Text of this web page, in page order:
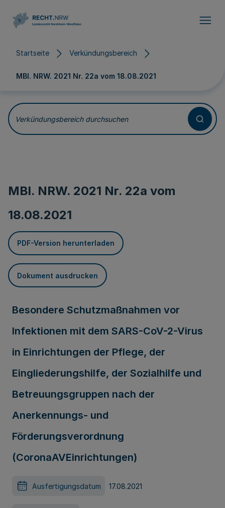
Startseite Verkündungsbereich
MBl. NRW. 2021 Nr. 22a vom 18.08.2021
Verkündungsbereich durchsuchen
MBl. NRW. 2021 Nr. 22a vom
18.08.2021
PDF-Version herunterladen
Dokument ausdrucken
Besondere Schutzmaßnahmen vor
Infektionen mit dem SARS-CoV-2-Virus
in Einrichtungen der Pflege, der
Eingliederungshilfe, der Sozialhilfe und
Betreuungsgruppen nach der
Anerkennungs- und
Förderungsverordnung
(CoronaAVEinrichtungen)
Ausfertigungsdatum 17.08.2021